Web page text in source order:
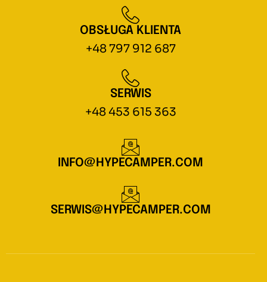
OBSŁUGA KLIENTA
+48 797 912 687
SERWIS
+48 453 615 363
INFO@HYPECAMPER.COM
SERWIS@HYPECAMPER.COM